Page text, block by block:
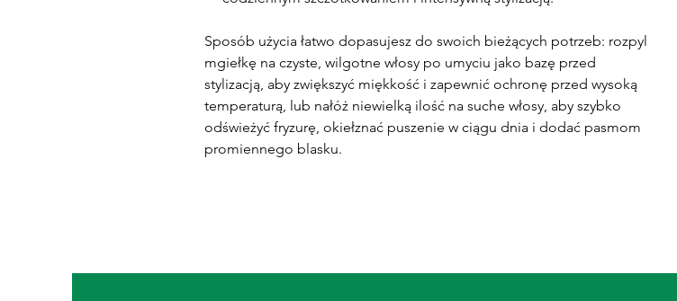
Sposób użycia łatwo dopasujesz do swoich bieżących potrzeb: rozpyl
mgiełkę na czyste, wilgotne włosy po umyciu jako bazę przed
stylizacją, aby zwiększyć miękkość i zapewnić ochronę przed wysoką
temperaturą, lub nałóż niewielką ilość na suche włosy, aby szybko
odświeżyć fryzurę, okiełznać puszenie w ciągu dnia i dodać pasmom
promiennego blasku.